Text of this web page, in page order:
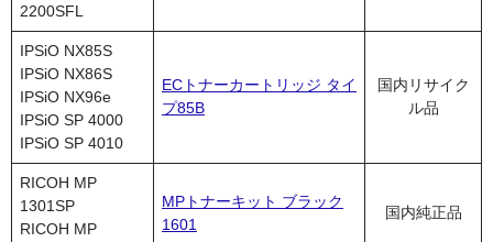
2200SFL
IPSiO NX85S
IPSiO NX86S
IPSiO NX96e
IPSiO SP 4000
IPSiO SP 4010
ECトナーカートリッジ タイ
プ85B
国内リサイク
ル品
RICOH MP
1301SP
RICOH MP
MPトナーキット ブラック
1601
国内純正品